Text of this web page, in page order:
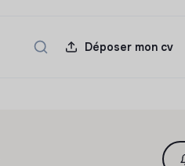
Déposer mon cv